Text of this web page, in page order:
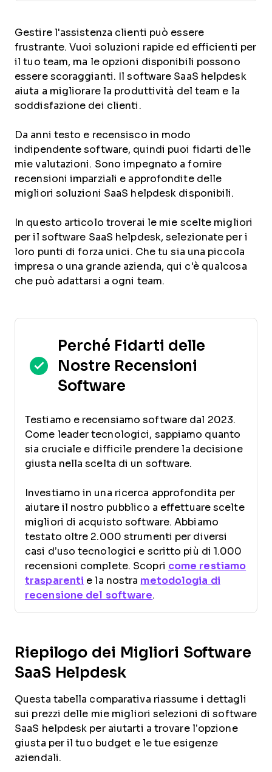
Gestire l'assistenza clienti può essere
frustrante. Vuoi soluzioni rapide ed efficienti per
il tuo team, ma le opzioni disponibili possono
essere scoraggianti. Il software SaaS helpdesk
aiuta a migliorare la produttività del team e la
soddisfazione dei clienti.
Da anni testo e recensisco in modo
indipendente software, quindi puoi fidarti delle
mie valutazioni. Sono impegnato a fornire
recensioni imparziali e approfondite delle
migliori soluzioni SaaS helpdesk disponibili.
In questo articolo troverai le mie scelte migliori
per il software SaaS helpdesk, selezionate per i
loro punti di forza unici. Che tu sia una piccola
impresa o una grande azienda, qui c'è qualcosa
che può adattarsi a ogni team.
Perché Fidarti delle
Nostre Recensioni
Software
Testiamo e recensiamo software dal 2023.
Come leader tecnologici, sappiamo quanto
sia cruciale e difficile prendere la decisione
giusta nella scelta di un software.
Investiamo in una ricerca approfondita per
aiutare il nostro pubblico a effettuare scelte
migliori di acquisto software. Abbiamo
testato oltre 2.000 strumenti per diversi
casi d’uso tecnologici e scritto più di 1.000
recensioni complete. Scopri come restiamo
trasparenti e la nostra metodologia di
recensione del software.
Riepilogo dei Migliori Software
SaaS Helpdesk
Questa tabella comparativa riassume i dettagli
sui prezzi delle mie migliori selezioni di software
SaaS helpdesk per aiutarti a trovare l’opzione
giusta per il tuo budget e le tue esigenze
aziendali.